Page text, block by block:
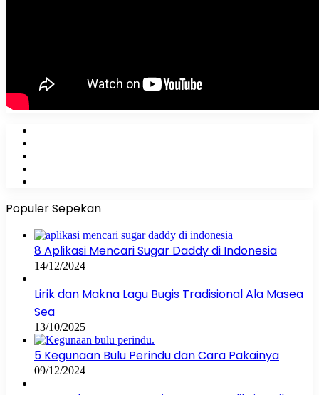
Populer Sepekan
8 Aplikasi Mencari Sugar Daddy di Indonesia
14/12/2024
Lirik dan Makna Lagu Bugis Tradisional Ala Masea
Sea
13/10/2025
5 Kegunaan Bulu Perindu dan Cara Pakainya
09/12/2024